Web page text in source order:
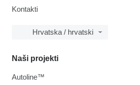
Kontakti
Hrvatska / hrvatski
Naši projekti
Autoline™